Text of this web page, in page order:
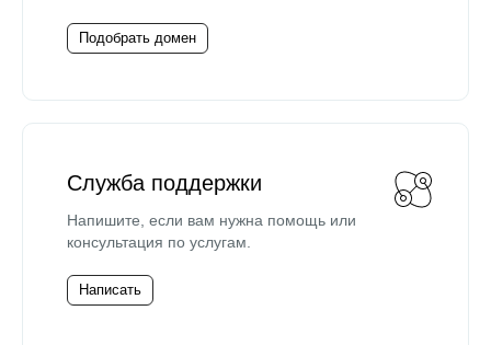
Подобрать домен
Служба поддержки
Напишите, если вам нужна помощь или
консультация по услугам.
Написать